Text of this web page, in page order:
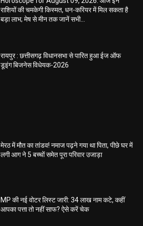
राशियों की चमकेगी किस्मत, धन-करियर में मिल सकता है
बड़ा लाभ; मेष से मीन तक जानें सभी...
रायपुर : छत्तीसगढ़ विधानसभा से पारित हुआ ईज ऑफ
डूइंग बिजनेस विधेयक-2026
मेरठ में मौत का तांडव! नमाज पढ़ने गया था पिता, पीछे घर में
लगी आग ने 5 बच्चों समेत पूरा परिवार उजाड़ा
MP की नई वोटर लिस्ट जारी: 34 लाख नाम कटे, कहीं
आपका पत्ता तो नहीं साफ? ऐसे करें चेक